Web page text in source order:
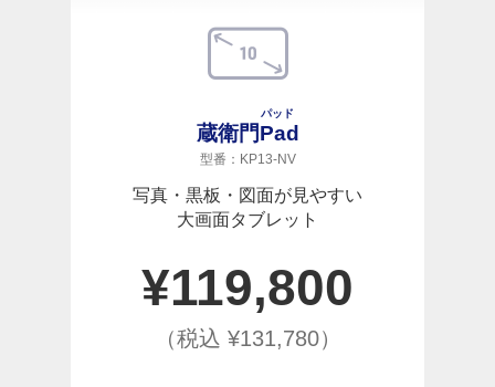
蔵衛門Pad
パッド
型番：KP13-NV
写真・黒板・図面が見やすい
大画面タブレット
¥119,800
（税込 ¥131,780）